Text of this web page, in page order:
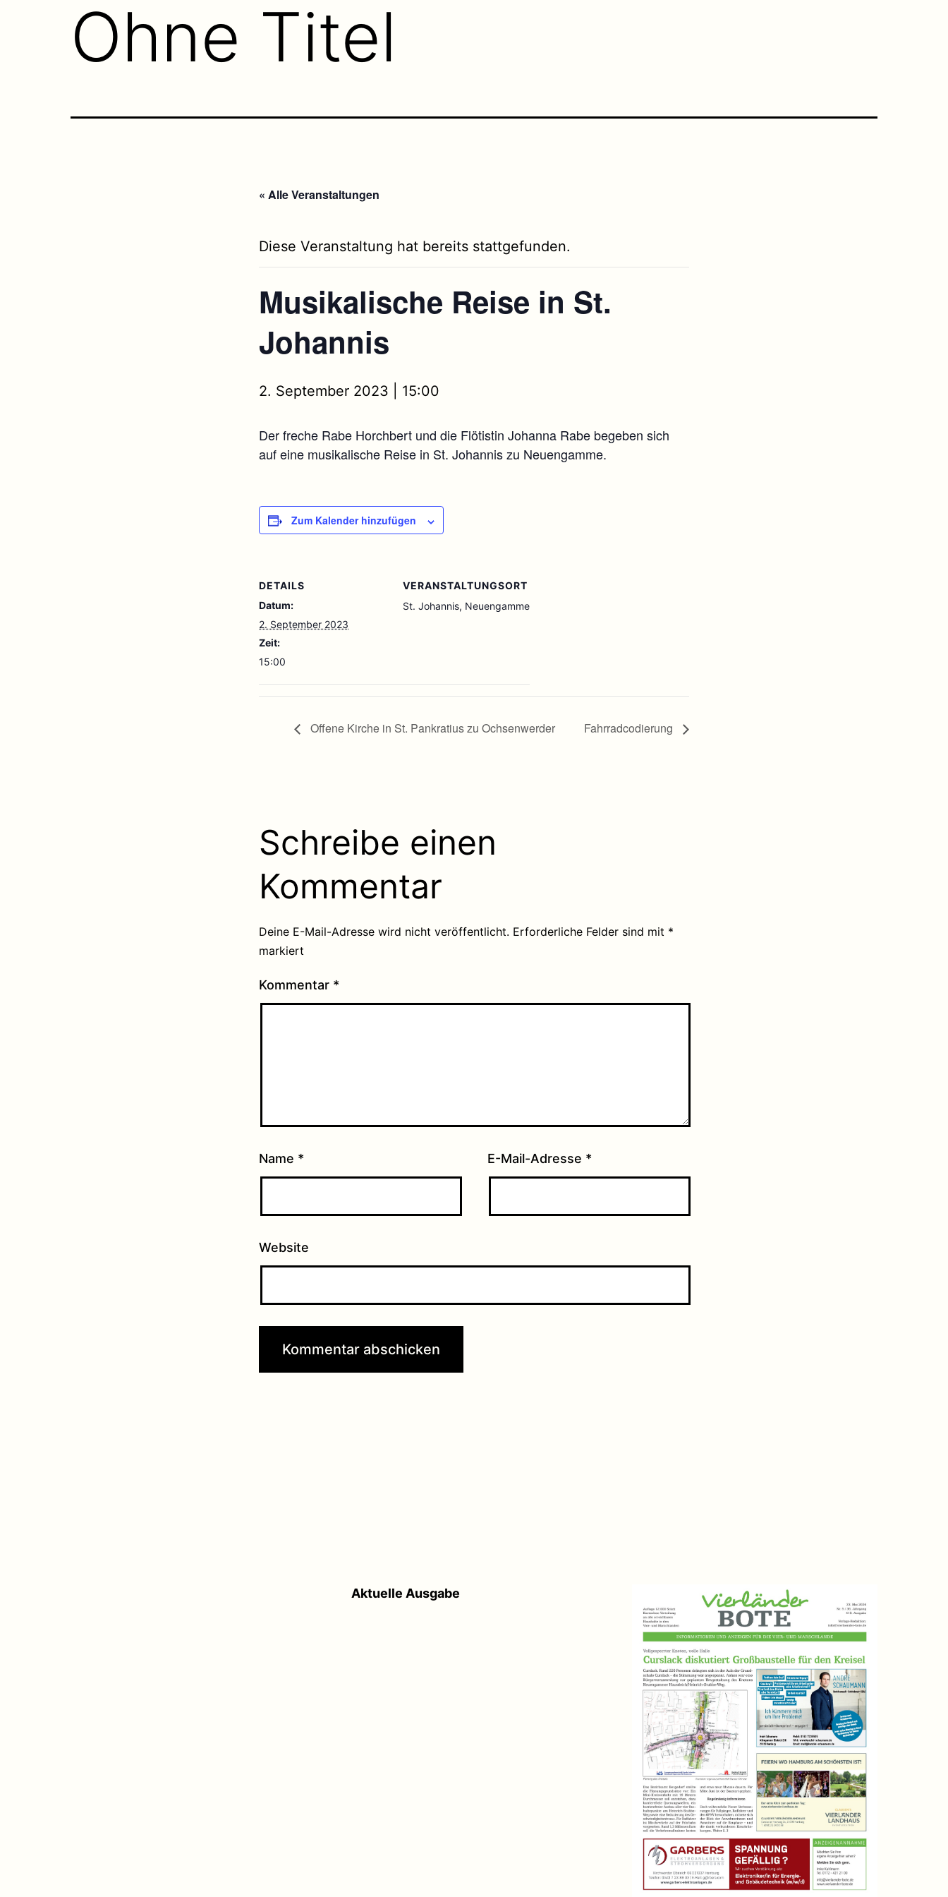
Ohne Titel
« Alle Veranstaltungen
Diese Veranstaltung hat bereits stattgefunden.
Musikalische Reise in St.
Johannis
2. September 2023 | 15:00
Der freche Rabe Horchbert und die Flötistin Johanna Rabe begeben sich
auf eine musikalische Reise in St. Johannis zu Neuengamme.
Zum Kalender hinzufügen
DETAILS
Datum:
2. September 2023
Zeit:
15:00
VERANSTALTUNGSORT
St. Johannis, Neuengamme
Offene Kirche in St. Pankratius zu Ochsenwerder Fahrradcodierung
Schreibe einen
Kommentar
Deine E-Mail-Adresse wird nicht veröffentlicht. Erforderliche Felder sind mit *
markiert
Kommentar *
Name * E-Mail-Adresse *
Website
Aktuelle Ausgabe